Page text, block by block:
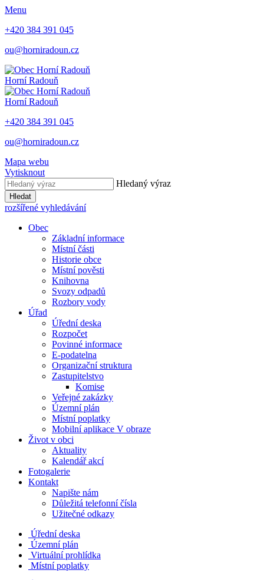
Menu
+420 384 391 045
ou@horniradoun.cz
Horní Radouň
Horní Radouň
+420 384 391 045
ou@horniradoun.cz
Mapa webu
Vytisknout
Hledaný výraz
Hledat
rozšířené vyhledávání
Obec
Základní informace
Místní části
Historie obce
Místní pověsti
Knihovna
Svozy odpadů
Rozbory vody
Úřad
Úřední deska
Rozpočet
Povinné informace
E-podatelna
Organizační struktura
Zastupitelstvo
Komise
Veřejné zakázky
Územní plán
Místní poplatky
Mobilní aplikace V obraze
Život v obci
Aktuality
Kalendář akcí
Fotogalerie
Kontakt
Napište nám
Důležitá telefonní čísla
Užitečné odkazy
Úřední deska
Územní plán
Virtuální prohlídka
Místní poplatky